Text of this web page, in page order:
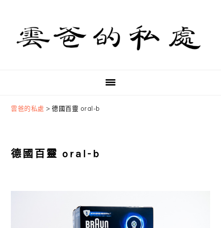
primary
navigation
content
primary
sidebar
雲爸的私處 >德國百靈 oral-b
德國百靈 oral-b